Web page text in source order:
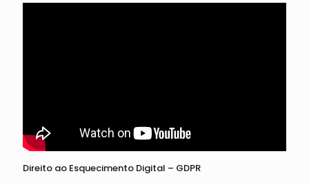
Direito ao Esquecimento Digital – GDPR